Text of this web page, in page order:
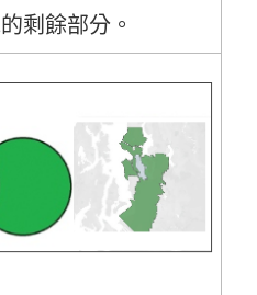
剩餘部分。